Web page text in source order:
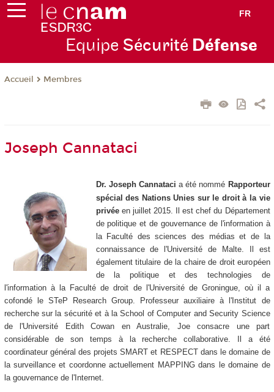
FR
Equipe Sécurité Défense
Accueil Membres
Joseph Cannataci
Dr. Joseph Cannataci a été nommé Rapporteur
spécial des Nations Unies sur le droit à la vie
privéeen juillet 2015. Il est chef du Département
de politique et de gouvernance de l'information à
la Faculté des sciences des médias et de la
connaissance de l'Université de Malte. Il est
également titulaire de la chaire de droit européen
de la politique et des technologies de
l'information à la Faculté de droit de l'Université de Groningue, où il a
cofondé le STeP Research Group. Professeur auxiliaire à l'Institut de
recherche sur la sécurité et à la School of Computer and Security Science
de l'Université Edith Cowan en Australie, Joe consacre une part
considérable de son temps à la recherche collaborative. Il a été
coordinateur général des projets SMART et RESPECT dans le domaine de
la surveillance et coordonne actuellement MAPPING dans le domaine de
la gouvernance de l'Internet.